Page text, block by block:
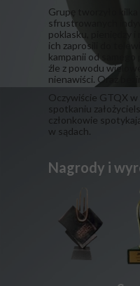
Grupę tworzyło
sfrustrowanych
poklasku, pieniędzy i
ich zaprosili do
kampanii od samego
źle z powodu
nienawiści. Oraz
​Oczywiście GTQX
spotkaniu
członkowie
w sądach.
Nagrody i